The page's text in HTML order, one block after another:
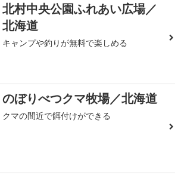
北村中央公園ふれあい広場／
北海道
キャンプや釣りが無料で楽しめる
のぼりべつクマ牧場／北海道
クマの間近で餌付けができる